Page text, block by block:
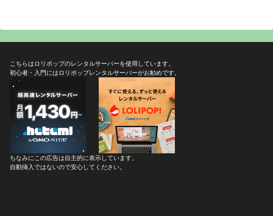
こちらはロリポップのレンタルサーバーを使用しています。
初心者・入門にはロリポップレンタルサーバーがお勧めです。
ちなみにこの広告は自主的に表示しています。
自動挿入ではないので安心してください。